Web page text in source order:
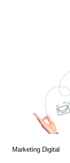
Marketing Digital